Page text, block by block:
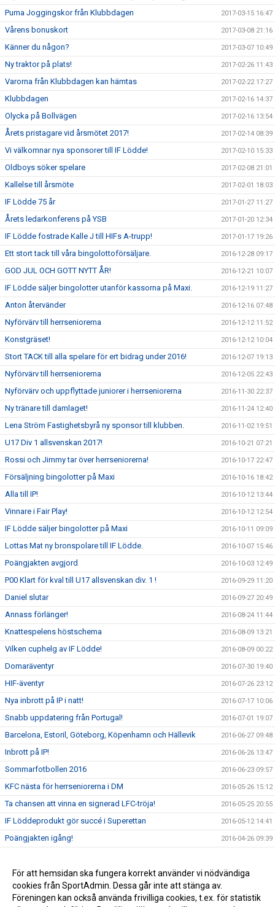
Puma Joggingskor från Klubbdagen 2017-03-15 16:47
Vårens bonuskort 2017-03-08 21:16
Känner du någon? 2017-03-07 10:49
Ny traktor på plats! 2017-02-26 11:43
Varorna från Klubbdagen kan hämtas 2017-02-22 17:27
Klubbdagen 2017-02-16 14:37
Olycka på Bollvägen 2017-02-16 13:54
Årets pristagare vid årsmötet 2017! 2017-02-14 08:39
Vi välkomnar nya sponsorer till IF Lödde! 2017-02-10 15:33
Oldboys söker spelare 2017-02-08 21:01
Kallelse till årsmöte 2017-02-01 18:03
IF Lödde 75 år 2017-01-27 11:27
Årets ledarkonferens på YSB 2017-01-20 12:34
IF Lödde fostrade Kalle J till HIFs A-trupp! 2017-01-17 19:26
Ett stort tack till våra bingolottoförsäljare. 2016-12-28 09:17
GOD JUL OCH GOTT NYTT ÅR! 2016-12-21 10:07
IF Lödde säljer bingolotter utanför kassorna på Maxi. 2016-12-19 11:27
Anton återvänder 2016-12-16 07:48
Nyförvärv till herrseniorerna 2016-12-12 11:52
Konstgräset! 2016-12-12 10:04
Stort TACK till alla spelare för ert bidrag under 2016! 2016-12-07 19:13
Nyförvärv till herrseniorerna 2016-12-05 22:43
Nyförvärv och uppflyttade juniorer i herrseniorerna 2016-11-30 22:37
Ny tränare till damlaget! 2016-11-24 12:40
Lena Ström Fastighetsbyrå ny sponsor till klubben. 2016-11-02 19:51
U17 Div 1 allsvenskan 2017! 2016-10-21 07:21
Rossi och Jimmy tar över herrseniorerna! 2016-10-17 22:47
Försäljning bingolotter på Maxi 2016-10-16 18:42
Alla till IP! 2016-10-12 13:44
Vinnare i Fair Play! 2016-10-12 12:54
IF Lödde säljer bingolotter på Maxi 2016-10-11 09:09
Lottas Mat ny bronspolare till IF Lödde. 2016-10-07 15:46
Poängjakten avgjord 2016-10-03 12:49
P00 Klart för kval till U17 allsvenskan div. 1 ! 2016-09-29 11:20
Daniel slutar 2016-09-27 20:49
Annass förlänger! 2016-08-24 11:44
Knattespelens höstschema 2016-08-09 13:21
Vilken cuphelg av IF Lödde! 2016-08-09 00:22
Domaräventyr 2016-07-30 19:40
HIF-äventyr 2016-07-26 23:12
Nya inbrott på IP i natt! 2016-07-17 10:06
Snabb uppdatering från Portugal! 2016-07-01 19:07
Barcelona, Estoril, Göteborg, Köpenhamn och Hällevik 2016-06-27 09:48
Inbrott på IP! 2016-06-26 13:47
Sommarfotbollen 2016 2016-06-23 09:57
KFC nästa för herrseniorerna i DM 2016-05-26 15:12
Ta chansen att vinna en signerad LFC-tröja! 2016-05-25 20:55
IF Löddeprodukt gör succé i Superettan 2016-05-12 14:41
Poängjakten igång! 2016-04-26 09:39
Nu är vi live med nya sidan! 2016-04-01 06:20
P00 vinnare i Future Cup! 2016-03-28 22:49
För att hemsidan ska fungera korrekt använder vi nödvändiga
cookies från SportAdmin. Dessa går inte att stänga av.
Föreningen kan också använda frivilliga cookies, t.ex. för statistik